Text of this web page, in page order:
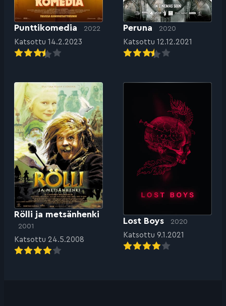
Punttikomedia 2022
Katsottu 14.2.2023
Peruna 2020
Katsottu 12.12.2021
Rölli ja metsänhenki
2001
Katsottu 24.5.2008
Lost Boys 2020
Katsottu 9.1.2021